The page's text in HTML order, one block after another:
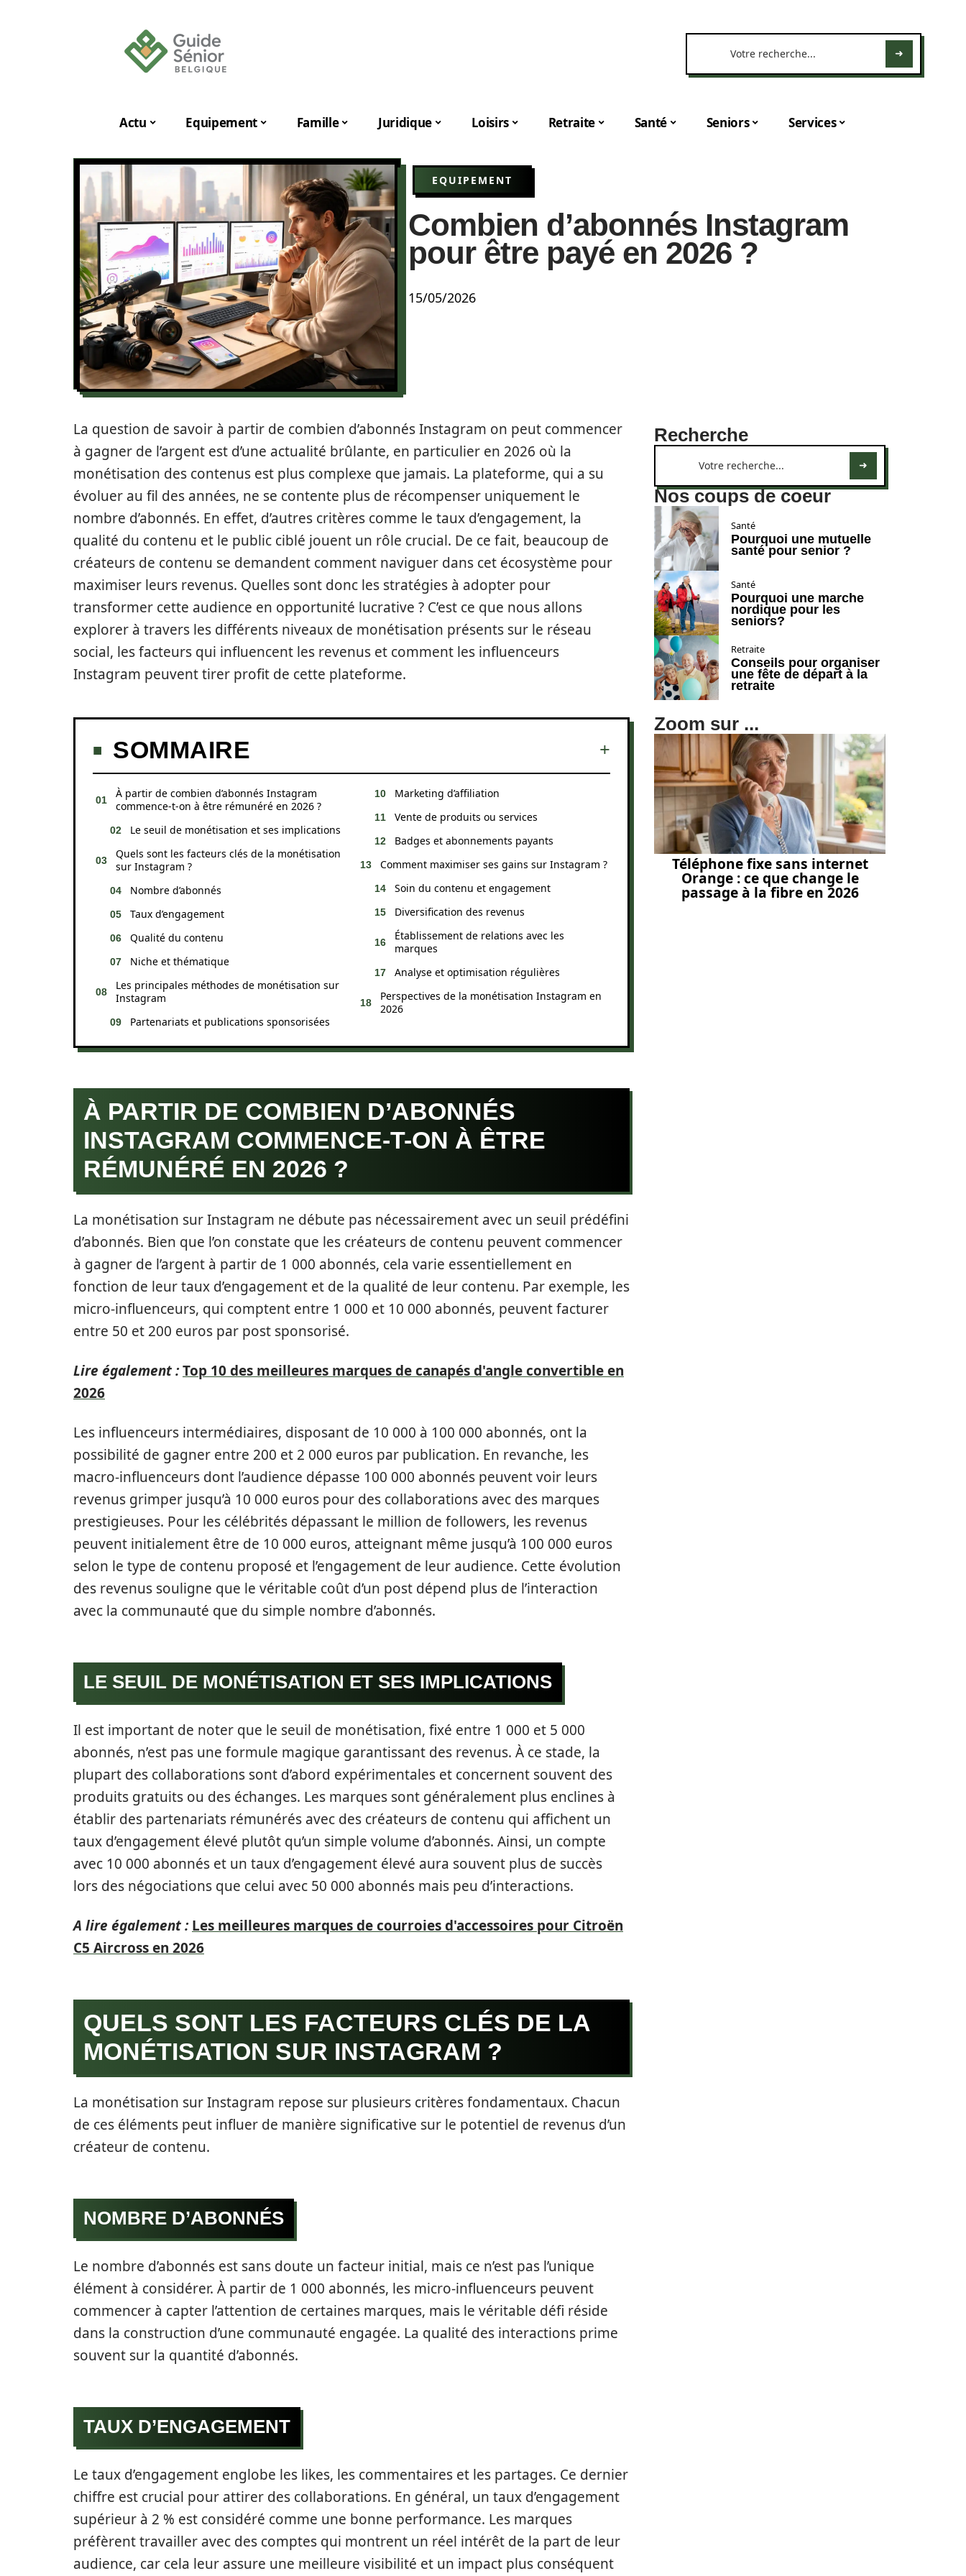
Actu Equipement Famille Juridique Loisirs Retraite Santé Seniors Services
EQUIPEMENT
Combien d’abonnés Instagram
pour être payé en 2026 ?
15/05/2026
La question de savoir à partir de combien d’abonnés Instagram on peut commencer
à gagner de l’argent est d’une actualité brûlante, en particulier en 2026 où la
monétisation des contenus est plus complexe que jamais. La plateforme, qui a su
évoluer au fil des années, ne se contente plus de récompenser uniquement le
nombre d’abonnés. En effet, d’autres critères comme le taux d’engagement, la
qualité du contenu et le public ciblé jouent un rôle crucial. De ce fait, beaucoup de
créateurs de contenu se demandent comment naviguer dans cet écosystème pour
maximiser leurs revenus. Quelles sont donc les stratégies à adopter pour
transformer cette audience en opportunité lucrative ? C’est ce que nous allons
explorer à travers les différents niveaux de monétisation présents sur le réseau
social, les facteurs qui influencent les revenus et comment les influenceurs
Instagram peuvent tirer profit de cette plateforme.
SOMMAIRE
À partir de combien d’abonnés Instagram
commence-t-on à être rémunéré en 2026 ?
Le seuil de monétisation et ses implications
Quels sont les facteurs clés de la monétisation
sur Instagram ?
Nombre d’abonnés
Taux d’engagement
Qualité du contenu
Niche et thématique
Les principales méthodes de monétisation sur
Instagram
Partenariats et publications sponsorisées
Marketing d’affiliation
Vente de produits ou services
Badges et abonnements payants
Comment maximiser ses gains sur Instagram ?
Soin du contenu et engagement
Diversification des revenus
Établissement de relations avec les
marques
Analyse et optimisation régulières
Perspectives de la monétisation Instagram en
2026
À PARTIR DE COMBIEN D’ABONNÉS
INSTAGRAM COMMENCE-T-ON À ÊTRE
RÉMUNÉRÉ EN 2026 ?
La monétisation sur Instagram ne débute pas nécessairement avec un seuil prédéfini
d’abonnés. Bien que l’on constate que les créateurs de contenu peuvent commencer
à gagner de l’argent à partir de 1 000 abonnés, cela varie essentiellement en
fonction de leur taux d’engagement et de la qualité de leur contenu. Par exemple, les
micro-influenceurs, qui comptent entre 1 000 et 10 000 abonnés, peuvent facturer
entre 50 et 200 euros par post sponsorisé.
Lire également :Top 10 des meilleures marques de canapés d'angle convertible en
2026
Les influenceurs intermédiaires, disposant de 10 000 à 100 000 abonnés, ont la
possibilité de gagner entre 200 et 2 000 euros par publication. En revanche, les
macro-influenceurs dont l’audience dépasse 100 000 abonnés peuvent voir leurs
revenus grimper jusqu’à 10 000 euros pour des collaborations avec des marques
prestigieuses. Pour les célébrités dépassant le million de followers, les revenus
peuvent initialement être de 10 000 euros, atteignant même jusqu’à 100 000 euros
selon le type de contenu proposé et l’engagement de leur audience. Cette évolution
des revenus souligne que le véritable coût d’un post dépend plus de l’interaction
avec la communauté que du simple nombre d’abonnés.
LE SEUIL DE MONÉTISATION ET SES IMPLICATIONS
Il est important de noter que le seuil de monétisation, fixé entre 1 000 et 5 000
abonnés, n’est pas une formule magique garantissant des revenus. À ce stade, la
plupart des collaborations sont d’abord expérimentales et concernent souvent des
produits gratuits ou des échanges. Les marques sont généralement plus enclines à
établir des partenariats rémunérés avec des créateurs de contenu qui affichent un
taux d’engagement élevé plutôt qu’un simple volume d’abonnés. Ainsi, un compte
avec 10 000 abonnés et un taux d’engagement élevé aura souvent plus de succès
lors des négociations que celui avec 50 000 abonnés mais peu d’interactions.
A lire également : Les meilleures marques de courroies d'accessoires pour Citroën
C5 Aircross en 2026
QUELS SONT LES FACTEURS CLÉS DE LA
MONÉTISATION SUR INSTAGRAM ?
La monétisation sur Instagram repose sur plusieurs critères fondamentaux. Chacun
de ces éléments peut influer de manière significative sur le potentiel de revenus d’un
créateur de contenu.
NOMBRE D’ABONNÉS
Le nombre d’abonnés est sans doute un facteur initial, mais ce n’est pas l’unique
élément à considérer. À partir de 1 000 abonnés, les micro-influenceurs peuvent
commencer à capter l’attention de certaines marques, mais le véritable défi réside
dans la construction d’une communauté engagée. La qualité des interactions prime
souvent sur la quantité d’abonnés.
TAUX D’ENGAGEMENT
Le taux d’engagement englobe les likes, les commentaires et les partages. Ce dernier
chiffre est crucial pour attirer des collaborations. En général, un taux d’engagement
supérieur à 2 % est considéré comme une bonne performance. Les marques
préfèrent travailler avec des comptes qui montrent un réel intérêt de la part de leur
audience, car cela leur assure une meilleure visibilité et un impact plus conséquent
Recherche
Nos coups de coeur
Santé
Pourquoi une mutuelle
santé pour senior ?
Santé
Pourquoi une marche
nordique pour les
seniors?
Retraite
Conseils pour organiser
une fête de départ à la
retraite
Zoom sur ...
Téléphone fixe sans internet
Orange : ce que change le
passage à la fibre en 2026